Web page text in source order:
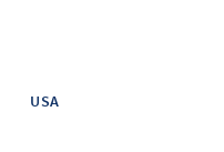
USA